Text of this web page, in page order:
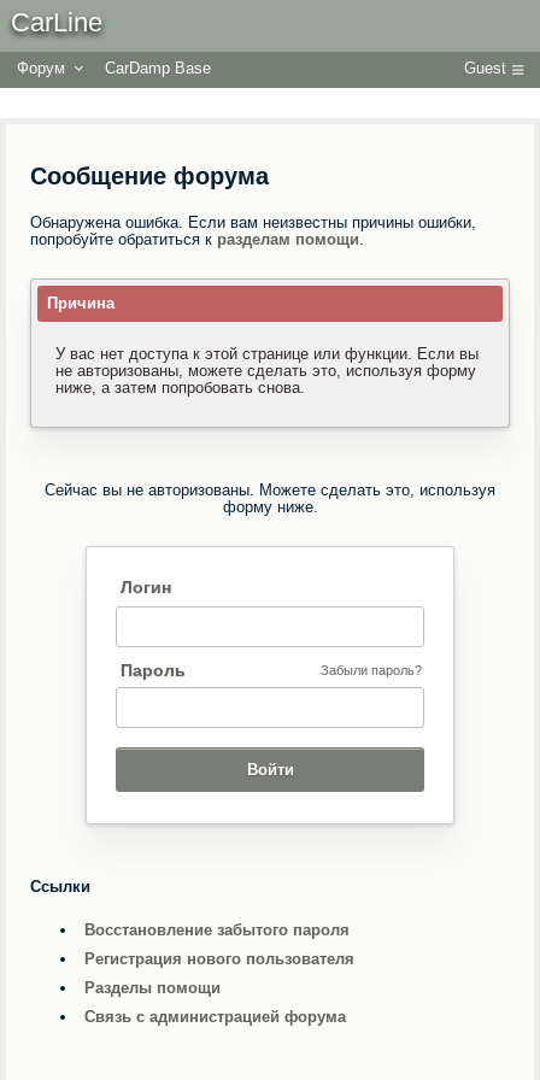
CarLine
Форум CarDamp Base Guest
Сообщение форума
Обнаружена ошибка. Если вам неизвестны причины ошибки,
попробуйте обратиться к разделам помощи.
Причина
У вас нет доступа к этой странице или функции. Если вы
не авторизованы, можете сделать это, используя форму
ниже, а затем попробовать снова.
Сейчас вы не авторизованы. Можете сделать это, используя
форму ниже.
Логин
Пароль Забыли пароль?
Ссылки
Восстановление забытого пароля
Регистрация нового пользователя
Разделы помощи
Связь с администрацией форума